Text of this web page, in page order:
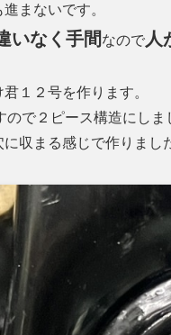
まないです。
いなく手間 なので 人
１２号を作ります。
で２ピース構造にしま
収まる感じで作りまし